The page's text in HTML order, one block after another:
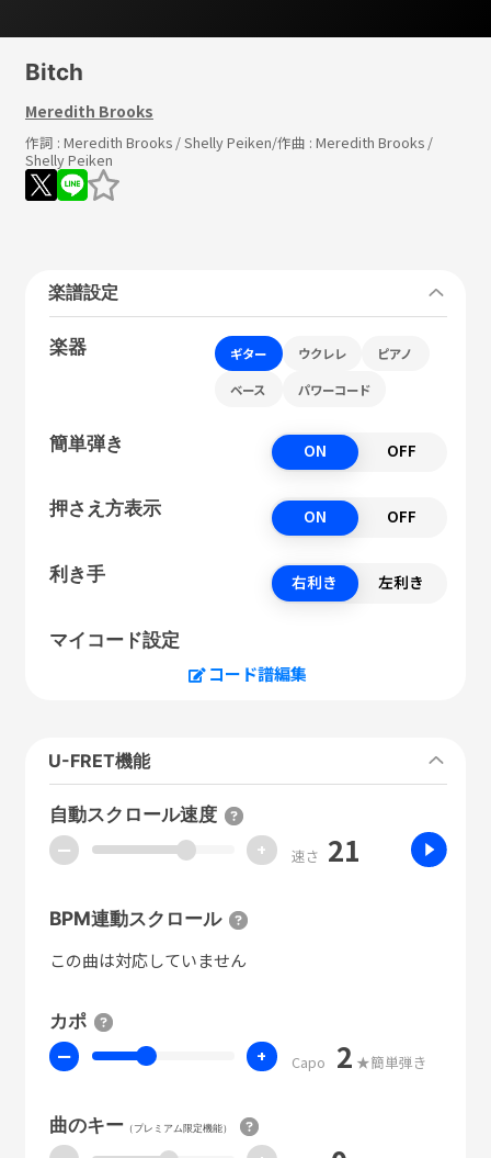
Bitch
Meredith Brooks
作詞 : Meredith Brooks / Shelly Peiken/作曲 : Meredith Brooks /
Shelly Peiken
楽譜設定
楽器 ギター ウクレレ ピアノ
ベース パワーコード
簡単弾き ON OFF
押さえ方表示 ON OFF
利き手 右利き 左利き
マイコード設定
コード譜編集
U-FRET機能
自動スクロール速度
ー + 速さ 21
BPM連動スクロール
この曲は対応していません
カポ
ー + Capo 2 ★簡単弾き
曲のキー（プレミアム限定機能）